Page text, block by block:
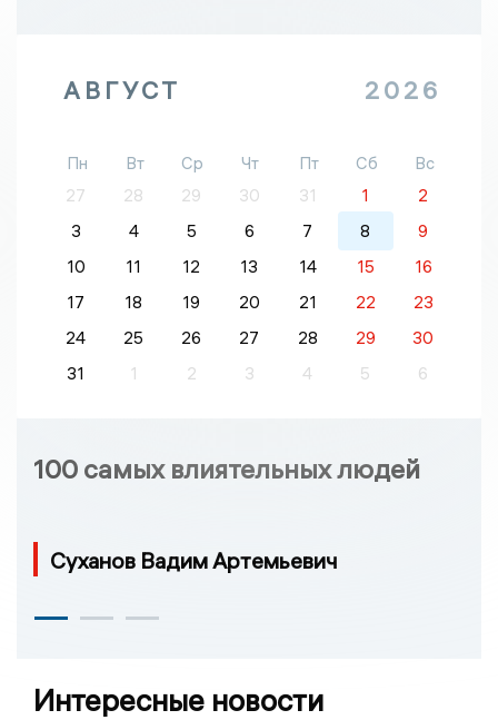
АВГУСТ 2026
Пн Вт Ср Чт Пт Сб
Вс
27
28 29 30 31 1
2
3
4 5 6 7 8
9
10
11 12 13 14 15
16
17
18 19 20 21 22
23
24
25 26 27 28 29
30
31
1 2 3 4 5 6
100 самых влиятельных людей
Суханов Вадим Артемьевич
Интересные новости